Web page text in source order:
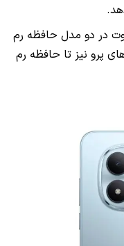
در دو مدل حافظه رم
پرو نیز تا حافظه رم